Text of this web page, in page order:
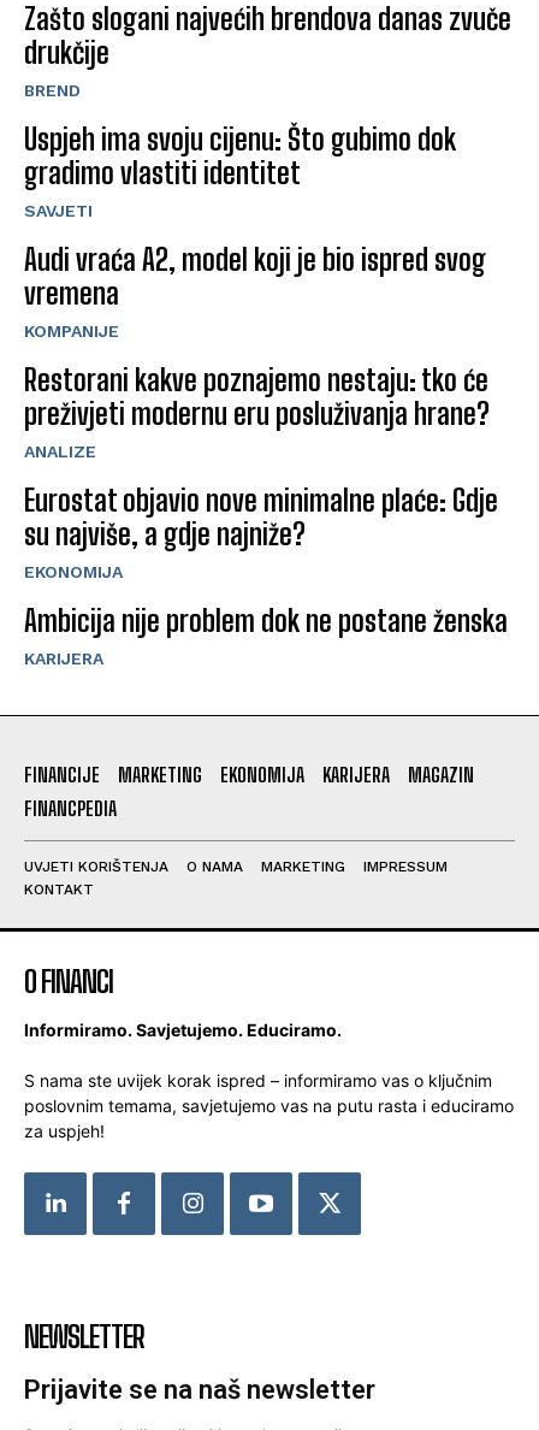
Zašto slogani najvećih brendova danas zvuče
drukčije
BREND
Uspjeh ima svoju cijenu: Što gubimo dok
gradimo vlastiti identitet
SAVJETI
Audi vraća A2, model koji je bio ispred svog
vremena
KOMPANIJE
Restorani kakve poznajemo nestaju: tko će
preživjeti modernu eru posluživanja hrane?
ANALIZE
Eurostat objavio nove minimalne plaće: Gdje
su najviše, a gdje najniže?
EKONOMIJA
Ambicija nije problem dok ne postane ženska
KARIJERA
FINANCIJE MARKETING EKONOMIJA KARIJERA
MAGAZIN
FINANCPEDIA
UVJETI KORIŠTENJA O NAMA MARKETING
IMPRESSUM
KONTAKT
O FINANCI
Informiramo. Savjetujemo. Educiramo.
S nama ste uvijek korak ispred – informiramo vas o ključnim
poslovnim temama, savjetujemo vas na putu rasta i educiramo
za uspjeh!
NEWSLETTER
Prijavite se na naš newsletter